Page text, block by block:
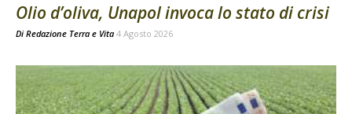
Olio d’oliva, Unapol invoca lo stato di crisi
Di Redazione Terra e Vita 4 Agosto 2026